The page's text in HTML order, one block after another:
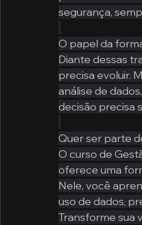
segurança,
O papel da
Diante dessas
precisa evoluir.
análise de
decisão precisa
Quer ser parte
O curso de
oferece uma
Nele, você
uso de dados,
Transforme sua